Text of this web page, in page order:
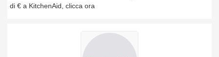
di € a KitchenAid, clicca ora